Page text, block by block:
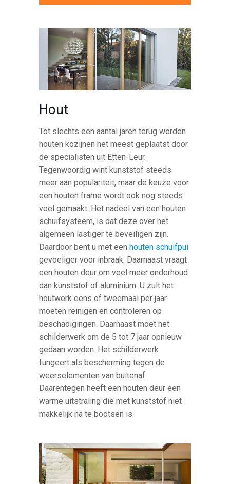
Hout
Tot slechts een aantal jaren terug werden
houten kozijnen het meest geplaatst door
de specialisten uit Etten-Leur.
Tegenwoordig wint kunststof steeds
meer aan populariteit, maar de keuze voor
een houten frame wordt ook nog steeds
veel gemaakt. Het nadeel van een houten
schuifsysteem, is dat deze over het
algemeen lastiger te beveiligen zijn.
Daardoor bent u met een houten schuifpui
gevoeliger voor inbraak. Daarnaast vraagt
een houten deur om veel meer onderhoud
dan kunststof of aluminium. U zult het
houtwerk eens of tweemaal per jaar
moeten reinigen en controleren op
beschadigingen. Daarnaast moet het
schilderwerk om de 5 tot 7 jaar opnieuw
gedaan worden. Het schilderwerk
fungeert als bescherming tegen de
weerselementen van buitenaf.
Daarentegen heeft een houten deur een
warme uitstraling die met kunststof niet
makkelijk na te bootsen is.